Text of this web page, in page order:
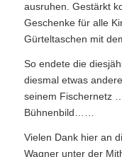
ausruhen. Gestärkt
Geschenke für alle
Gürteltaschen mit
So endete die
diesmal etwas
seinem Fischernetz
Bühnenbild……
Vielen Dank hier an
Wagner unter der